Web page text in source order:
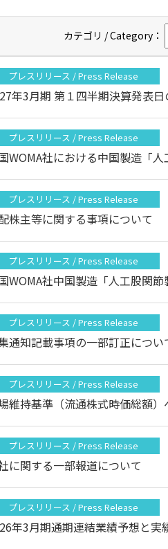
カテゴリ / Category：
プレスリリース / Press Release
年3月期 第１四半期決算発表
プレスリリース / Press Release
プレスリリース / Press Release
株主等に関する事項について
プレスリリース / Press Release
WOMA社中国製造「人工股関
プレスリリース / Press Release
通知記載事項の一部訂正につい
プレスリリース / Press Release
プレスリリース / Press Release
に関する一部報道について
プレスリリース / Press Release
年3月期通期連結業績予想と